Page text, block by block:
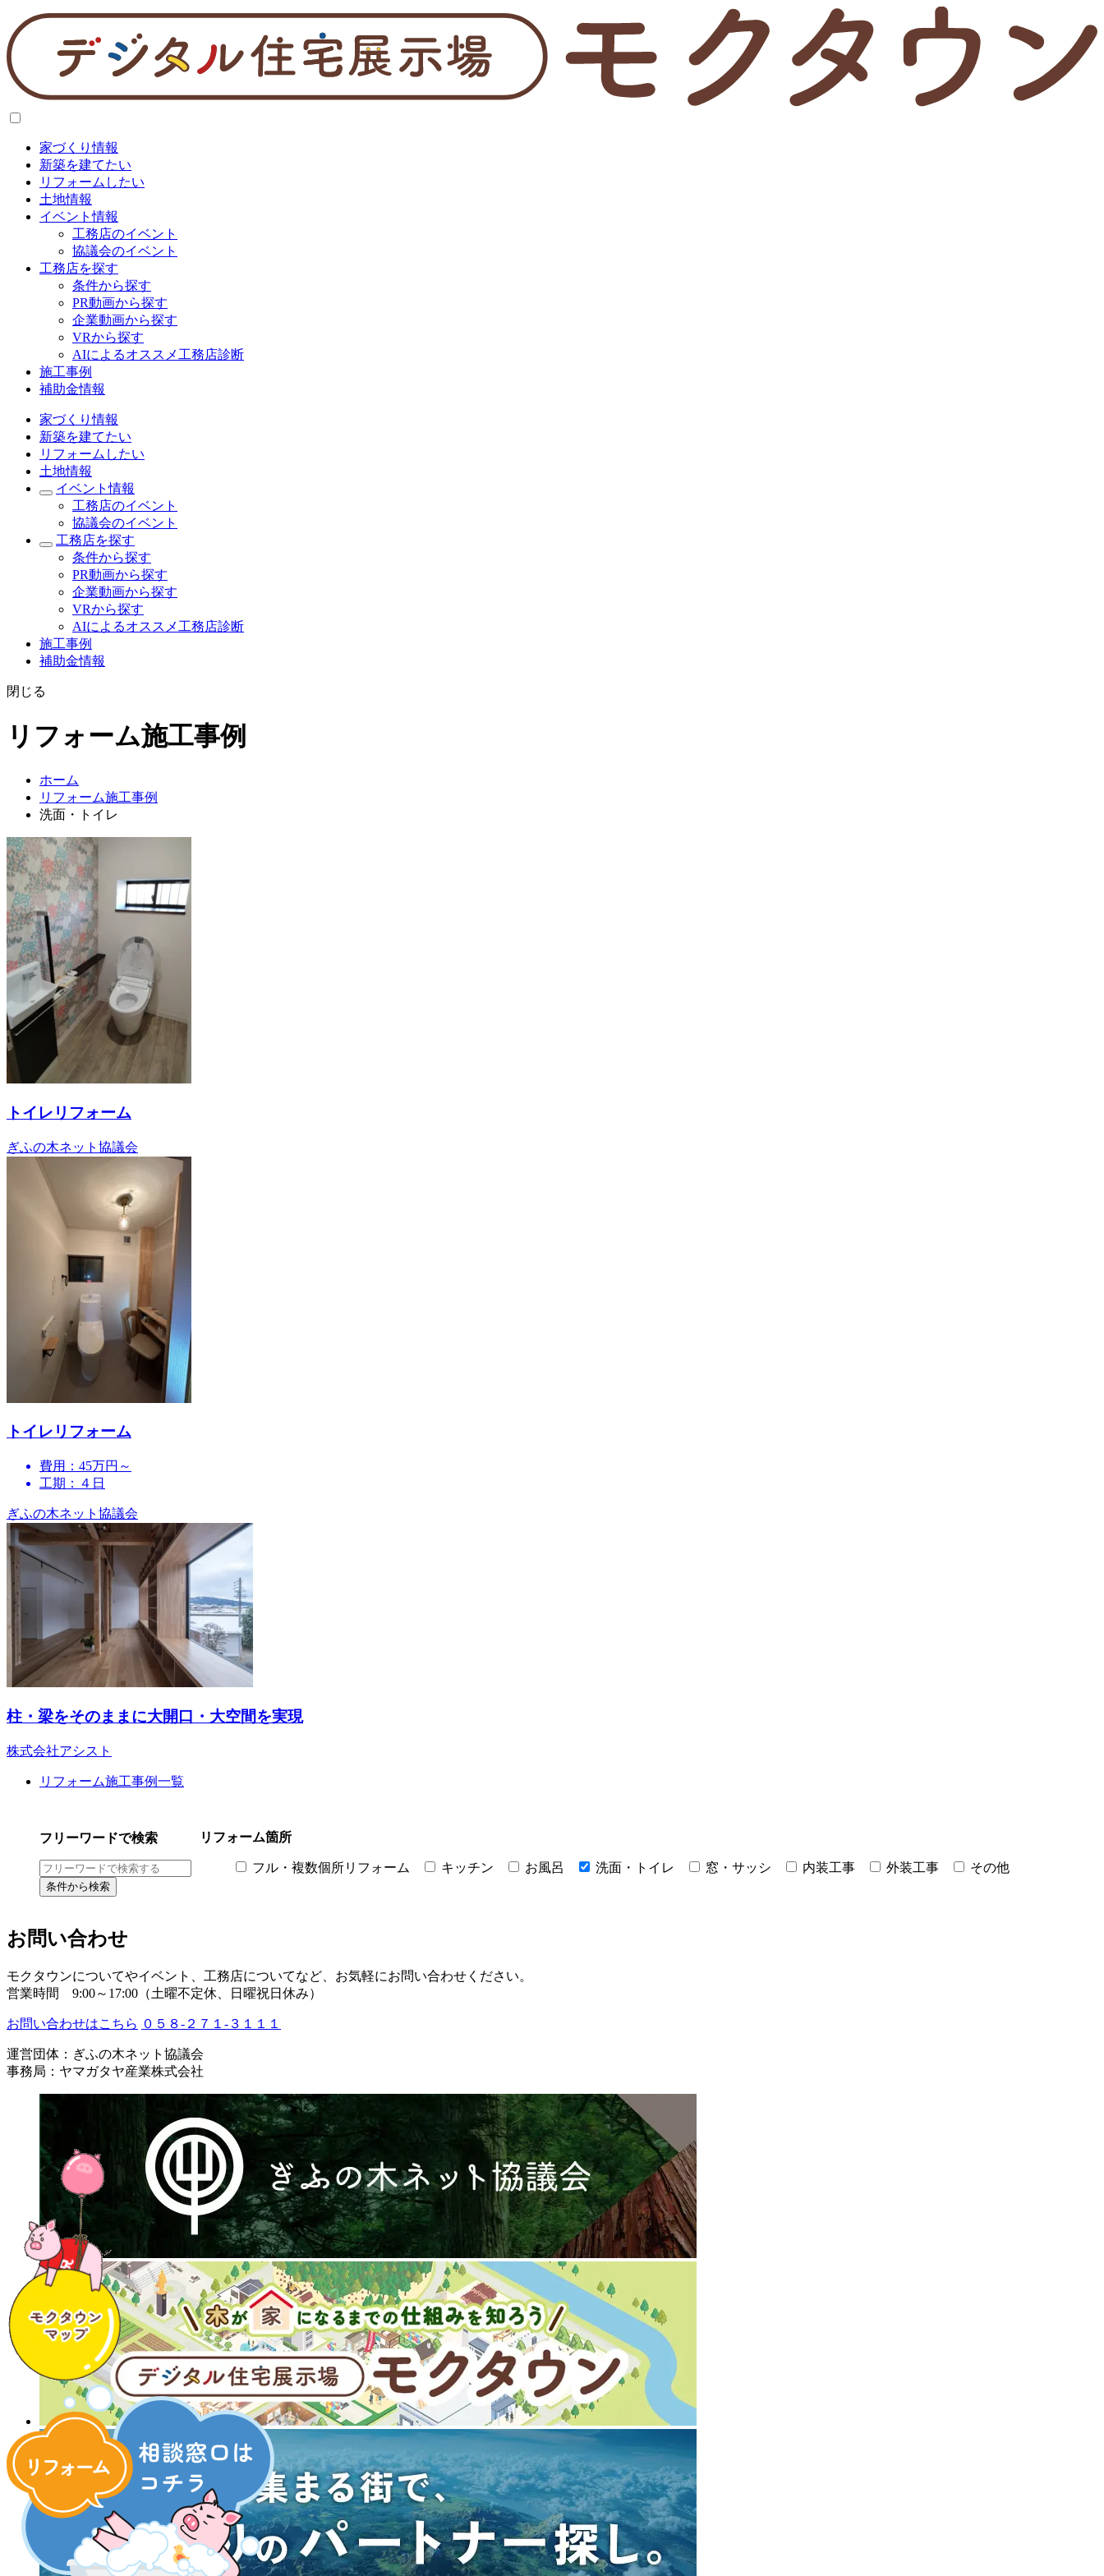
家づくり情報
新築を建てたい
リフォームしたい
土地情報
イベント情報
工務店のイベント
協議会のイベント
工務店を探す
条件から探す
PR動画から探す
企業動画から探す
VRから探す
AIによるオススメ工務店診断
施工事例
補助金情報
家づくり情報
新築を建てたい
リフォームしたい
土地情報
イベント情報
工務店のイベント
協議会のイベント
工務店を探す
条件から探す
PR動画から探す
企業動画から探す
VRから探す
AIによるオススメ工務店診断
施工事例
補助金情報
閉じる
リフォーム施工事例
ホーム
リフォーム施工事例
洗面・トイレ
トイレリフォーム
ぎふの木ネット協議会
トイレリフォーム
費用：45万円～
工期：４日
ぎふの木ネット協議会
柱・梁をそのままに大開口・大空間を実現
株式会社アシスト
リフォーム施工事例一覧
フリーワードで検索 リフォーム箇所
フル・複数個所リフォーム キッチン お風呂 洗面・トイレ 窓・サッシ 内装工事 外装工事 その他
お問い合わせ
モクタウンについてやイベント、工務店についてなど、お気軽にお問い合わせください。
営業時間 9:00～17:00（土曜不定休、日曜祝日休み）
お問い合わせはこちら ０５８-２７１-３１１１
運営団体：ぎふの木ネット協議会
事務局：ヤマガタヤ産業株式会社